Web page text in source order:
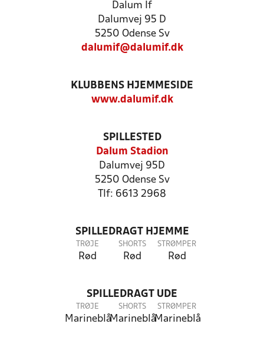
Dalum If
Dalumvej 95 D
5250 Odense Sv
dalumif@dalumif.dk
KLUBBENS HJEMMESIDE
www.dalumif.dk
SPILLESTED
Dalum Stadion
Dalumvej 95D
5250 Odense Sv
Tlf: 6613 2968
SPILLEDRAGT HJEMME
TRØJE
Rød
SHORTS
Rød
STRØMPER
Rød
SPILLEDRAGT UDE
TRØJE
Marineblå
SHORTS
Marineblå
STRØMPER
Marineblå